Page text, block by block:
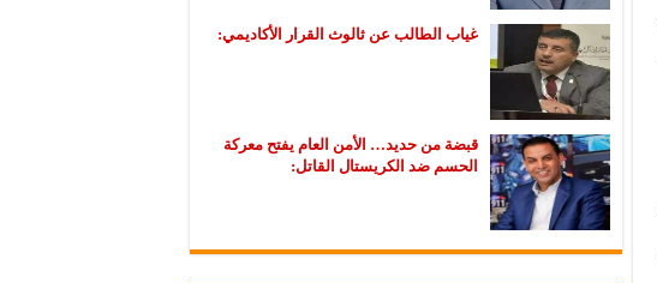
غياب الطالب عن ثالوث القرار الأكاديمي:
قبضة من حديد… الأمن العام يفتح معركة
الحسم ضد الكريستال القاتل: